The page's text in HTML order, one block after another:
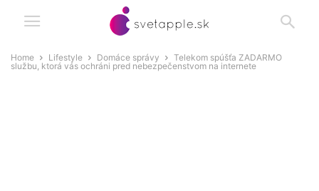
Home Lifestyle Domáce správy
Telekom spúšťa ZADARMO
službu, ktorá vás ochráni pred nebezpečenstvom na internete